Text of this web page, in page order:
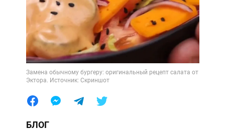
Замена обычному бургеру: оригинальный рецепт салата от
Эктора. Источник: Скриншот
БЛОГ